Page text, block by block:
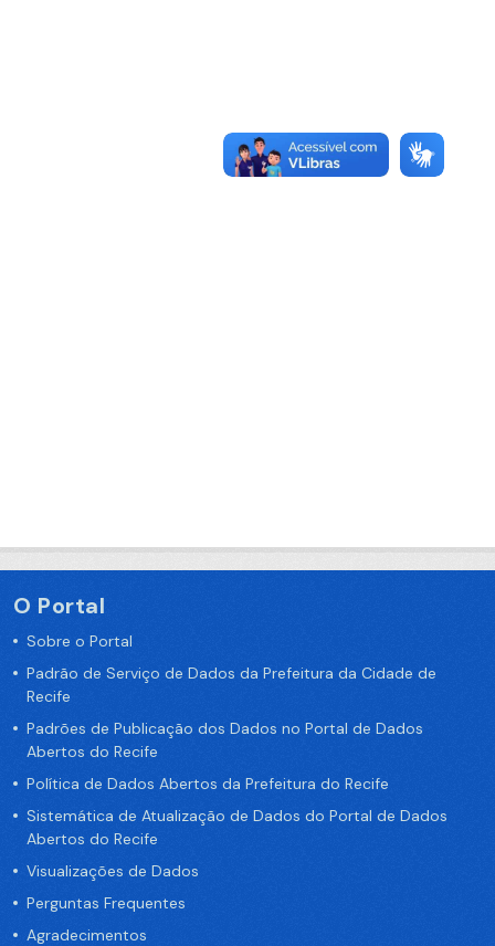
O Portal
Sobre o Portal
Padrão de Serviço de Dados da Prefeitura da Cidade de
Recife
Padrões de Publicação dos Dados no Portal de Dados
Abertos do Recife
Política de Dados Abertos da Prefeitura do Recife
Sistemática de Atualização de Dados do Portal de Dados
Abertos do Recife
Visualizações de Dados
Perguntas Frequentes
Agradecimentos